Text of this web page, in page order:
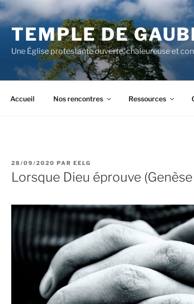
TEMPLE DE
Une Église protestante ouverte, chaleureuse et
Accueil Nos rencontres Ressources
PUBLIÉ
LE
28/09/2020 PAR EELG
Lorsque Dieu éprouve